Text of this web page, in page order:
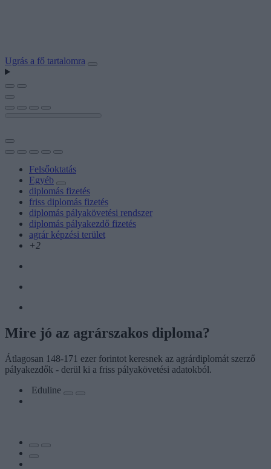
Ugrás a fő tartalomra
Felsőoktatás
Egyéb
diplomás fizetés
friss diplomás fizetés
diplomás pályakövetési rendszer
diplomás pályakezdő fizetés
agrár képzési terület
+2
Mire jó az agrárszakos diploma?
Átlagosan 148-171 ezer forintot keresnek az agrárdiplomát szerző
pályakezdők - derül ki a friss pályakövetési adatokból.
Eduline